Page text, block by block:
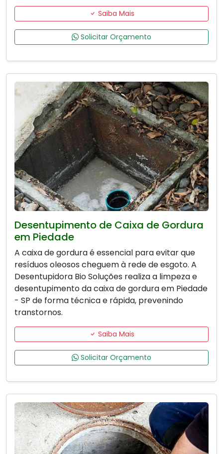
Saiba Mais
Solicitar Orçamento
Desentupimento de Caixa de Gordura
em Piedade
A caixa de gordura é essencial para evitar que
resíduos oleosos cheguem à rede de esgoto. A
Desentupidora Bio Soluções realiza a limpeza e
desentupimento da caixa de gordura em Piedade
- SP de forma técnica e rápida, prevenindo
transtornos.
Saiba Mais
Solicitar Orçamento